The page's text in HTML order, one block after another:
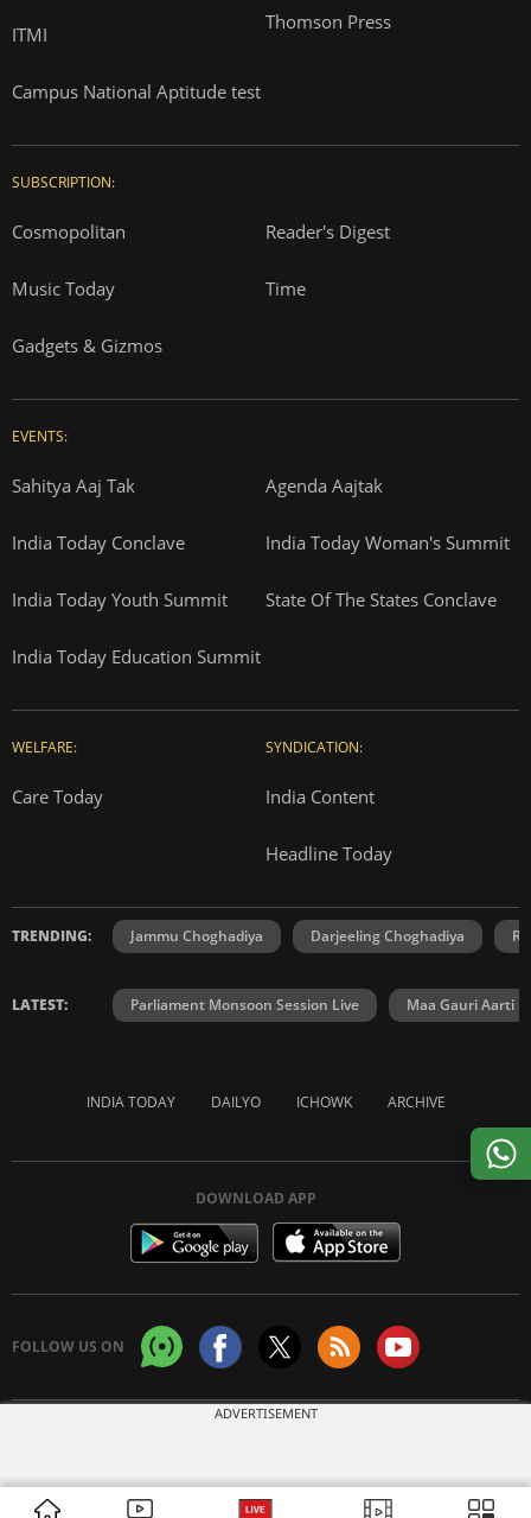
ITMI
Campus National Aptitude test
Thomson Press
SUBSCRIPTION:
Cosmopolitan Reader's Digest
Music Today Time
Gadgets & Gizmos
EVENTS:
Sahitya Aaj Tak Agenda Aajtak
India Today Conclave India Today Woman's Summit
India Today Youth Summit State Of The States Conclave
India Today Education Summit
WELFARE:
Care Today
SYNDICATION:
India Content
Headline Today
TRENDING: Jammu Choghadiya Darjeeling Choghadiya
LATEST: Parliament Monsoon Session Live Maa Gauri Aarti
INDIA TODAY DAILYO ICHOWK ARCHIVE
DOWNLOAD APP
FOLLOW US ON
ADVERTISEMENT